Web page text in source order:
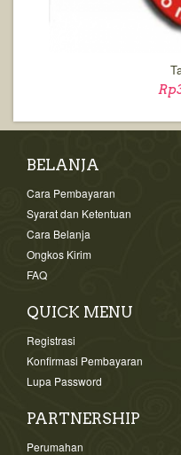
BELANJA
Cara Pembayaran
Syarat dan Ketentuan
Cara Belanja
Ongkos Kirim
FAQ
QUICK MENU
Registrasi
Konfirmasi Pembayaran
Lupa Password
PARTNERSHIP
Perumahan